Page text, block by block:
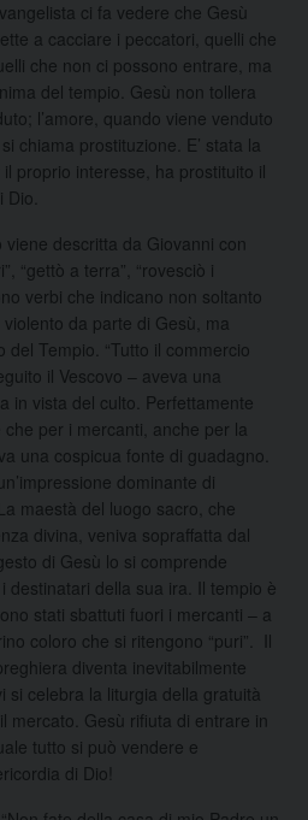
ci fa vedere che Gesù
a cacciare i peccatori, quelli che
che non ci possono entrare, ma
del tempio. Gesù non tollera
l’amore, quando viene venduto
chiama prostituzione. E’ stata la
proprio interesse, ha prostituito il
descritta da Giovanni con
“gettò a terra”, “rovesciò i
verbi che indicano non soltanto
da parte di Gesù, ma
Tempio. “Tutto il commercio
il Vescovo – aveva una
in vista del culto. Perfettamente
per i mercanti, anche per la
una cospicua fonte di guadagno.
dominante di
maestà del luogo sacro, che
divina, veniva sopraffatta dal
di Gesù lo si comprende
destinatari della sua ira. Il tempio è
stati sbattuti fuori i mercanti – a
coloro che si ritengono “puri”. Il
diventa inevitabilmente
si celebra la liturgia della gratuità
mercato. Gesù rifiuta di entrare in
tutto si può vendere e
di Dio!